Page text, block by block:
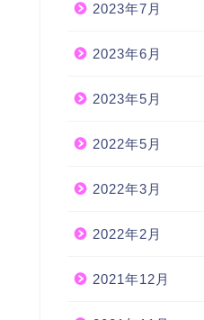
2023年7月
2023年6月
2023年5月
2022年5月
2022年3月
2022年2月
2021年12月